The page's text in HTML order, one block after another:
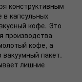
конструктивным
в капсульных
кофе. Это
производства
кофе, а
вакуумный пакет.
лишние